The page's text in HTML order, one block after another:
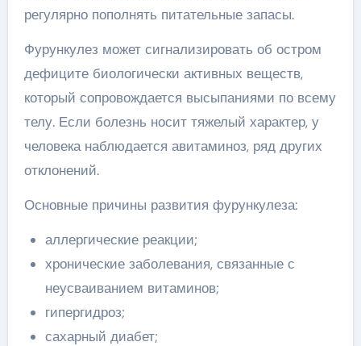
регулярно пополнять питательные запасы.
Фурункулез может сигнализировать об остром
дефиците биологически активных веществ,
который сопровождается высыпаниями по всему
телу. Если болезнь носит тяжелый характер, у
человека наблюдается авитаминоз, ряд других
отклонений.
Основные причины развития фурункулеза:
аллергические реакции;
хронические заболевания, связанные с
неусваиванием витаминов;
гипергидроз;
сахарный диабет;